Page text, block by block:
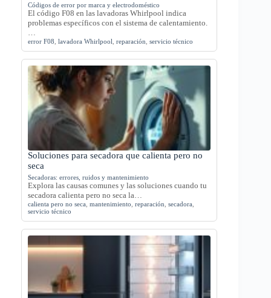
Códigos de error por marca y electrodoméstico
El código F08 en las lavadoras Whirlpool indica
problemas específicos con el sistema de calentamiento.
error F08 lavadora Whirlpool reparación servicio técnico
Soluciones para secadora que calienta pero no
seca
Secadoras: errores, ruidos y mantenimiento
Explora las causas comunes y las soluciones cuando tu
secadora calienta pero no seca la…
calienta pero no seca mantenimiento reparación secadora
servicio técnico